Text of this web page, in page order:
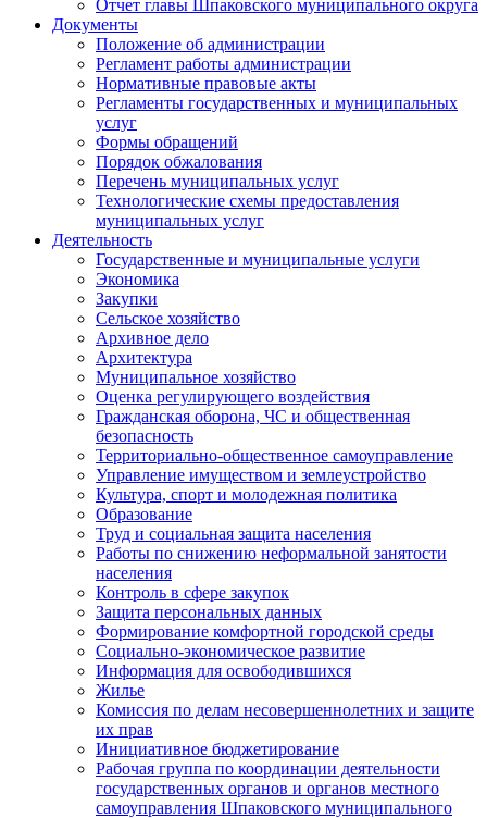
Отчет главы Шпаковского муниципального округа
Документы
Положение об администрации
Регламент работы администрации
Нормативные правовые акты
Регламенты государственных и муниципальных
услуг
Формы обращений
Порядок обжалования
Перечень муниципальных услуг
Технологические схемы предоставления
муниципальных услуг
Деятельность
Государственные и муниципальные услуги
Экономика
Закупки
Сельское хозяйство
Архивное дело
Архитектура
Муниципальное хозяйство
Оценка регулирующего воздействия
Гражданская оборона, ЧС и общественная
безопасность
Территориально-общественное самоуправление
Управление имуществом и землеустройство
Культура, спорт и молодежная политика
Образование
Труд и социальная защита населения
Работы по снижению неформальной занятости
населения
Контроль в сфере закупок
Защита персональных данных
Формирование комфортной городской среды
Социально-экономическое развитие
Информация для освободившихся
Жилье
Комиссия по делам несовершеннолетних и защите
их прав
Инициативное бюджетирование
Рабочая группа по координации деятельности
государственных органов и органов местного
самоуправления Шпаковского муниципального